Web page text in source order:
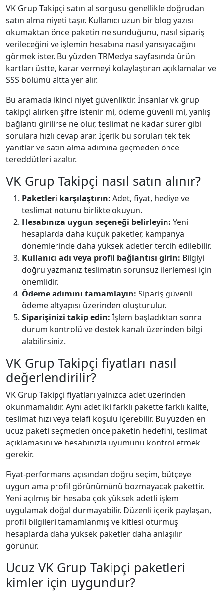
VK Grup Takipçi satın al sorgusu genellikle doğrudan
satın alma niyeti taşır. Kullanıcı uzun bir blog yazısı
okumaktan önce paketin ne sunduğunu, nasıl sipariş
verileceğini ve işlemin hesabına nasıl yansıyacağını
görmek ister. Bu yüzden TRMedya sayfasında ürün
kartları üstte, karar vermeyi kolaylaştıran açıklamalar ve
SSS bölümü altta yer alır.
Bu aramada ikinci niyet güvenliktir. İnsanlar vk grup
takipçi alırken şifre istenir mi, ödeme güvenli mi, yanlış
bağlantı girilirse ne olur, teslimat ne kadar sürer gibi
sorulara hızlı cevap arar. İçerik bu soruları tek tek
yanıtlar ve satın alma adımına geçmeden önce
tereddütleri azaltır.
VK Grup Takipçi nasıl satın alınır?
Paketleri karşılaştırın: Adet, fiyat, hediye ve
teslimat notunu birlikte okuyun.
Hesabınıza uygun seçeneği belirleyin: Yeni
hesaplarda daha küçük paketler, kampanya
dönemlerinde daha yüksek adetler tercih edilebilir.
Kullanıcı adı veya profil bağlantısı girin: Bilgiyi
doğru yazmanız teslimatın sorunsuz ilerlemesi için
önemlidir.
Ödeme adımını tamamlayın: Sipariş güvenli
ödeme altyapısı üzerinden oluşturulur.
Siparişinizi takip edin: İşlem başladıktan sonra
durum kontrolü ve destek kanalı üzerinden bilgi
alabilirsiniz.
VK Grup Takipçi fiyatları nasıl
değerlendirilir?
VK Grup Takipçi fiyatları yalnızca adet üzerinden
okunmamalıdır. Aynı adet iki farklı pakette farklı kalite,
teslimat hızı veya telafi koşulu içerebilir. Bu yüzden en
ucuz paketi seçmeden önce paketin hedefini, teslimat
açıklamasını ve hesabınızla uyumunu kontrol etmek
gerekir.
Fiyat-performans açısından doğru seçim, bütçeye
uygun ama profil görünümünü bozmayacak pakettir.
Yeni açılmış bir hesaba çok yüksek adetli işlem
uygulamak doğal durmayabilir. Düzenli içerik paylaşan,
profil bilgileri tamamlanmış ve kitlesi oturmuş
hesaplarda daha yüksek paketler daha anlaşılır
görünür.
Ucuz VK Grup Takipçi paketleri
kimler için uygundur?